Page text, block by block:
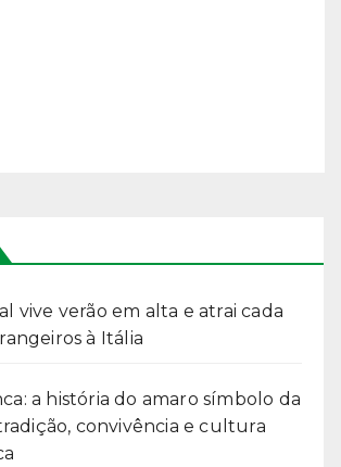
vive verão em alta e atrai cada
à Itália
a história do amaro símbolo da
convivência e cultura